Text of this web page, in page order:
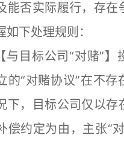
能否实际履行，存在
如下处理规则：
目标公司“对赌”】
的“对赌协议”在不存
下，目标公司仅以存
偿约定为由，主张“